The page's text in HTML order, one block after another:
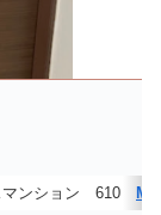
マンション 610